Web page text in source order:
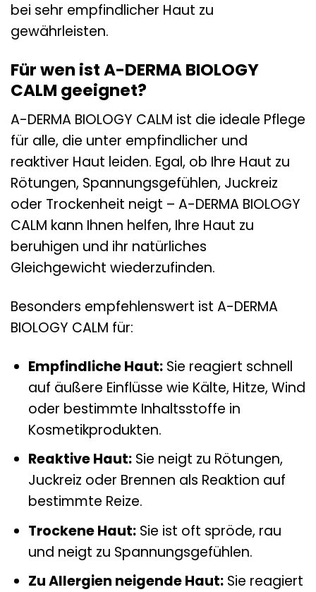
bei sehr empfindlicher Haut zu
gewährleisten.
Für wen ist A-DERMA BIOLOGY
CALM geeignet?
A-DERMA BIOLOGY CALM ist die ideale Pflege
für alle, die unter empfindlicher und
reaktiver Haut leiden. Egal, ob Ihre Haut zu
Rötungen, Spannungsgefühlen, Juckreiz
oder Trockenheit neigt – A-DERMA BIOLOGY
CALM kann Ihnen helfen, Ihre Haut zu
beruhigen und ihr natürliches
Gleichgewicht wiederzufinden.
Besonders empfehlenswert ist A-DERMA
BIOLOGY CALM für:
Empfindliche Haut:Sie reagiert schnell
auf äußere Einflüsse wie Kälte, Hitze, Wind
oder bestimmte Inhaltsstoffe in
Kosmetikprodukten.
Reaktive Haut:Sie neigt zu Rötungen,
Juckreiz oder Brennen als Reaktion auf
bestimmte Reize.
Trockene Haut:Sie ist oft spröde, rau
und neigt zu Spannungsgefühlen.
Zu Allergien neigende Haut:Sie reagiert